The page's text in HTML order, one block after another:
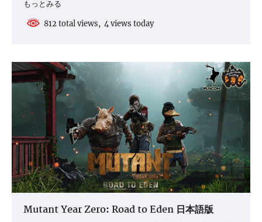
もっとみる
812 total views, 4 views today
Mutant Year Zero: Road to Eden 日本語版